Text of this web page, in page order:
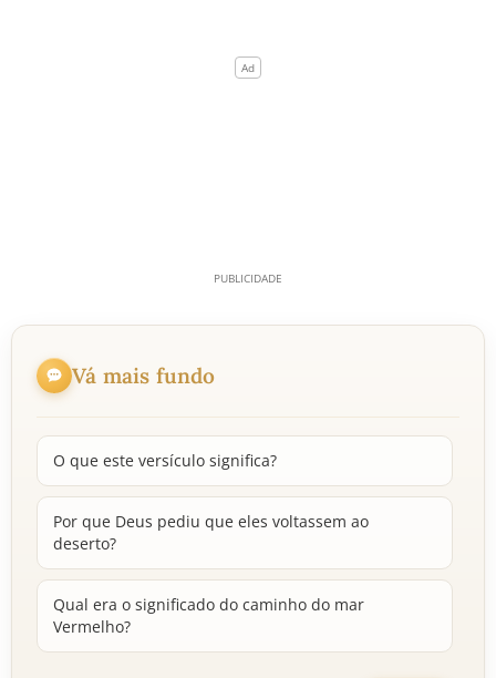
Vá mais fundo
O que este versículo significa?
Por que Deus pediu que eles voltassem ao
deserto?
Qual era o significado do caminho do mar
Vermelho?